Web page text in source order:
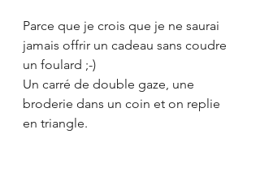
Parce que je crois que je ne saurai
jamais offrir un cadeau sans coudre
un foulard ;-)
Un carré de double gaze, une
broderie dans un coin et on replie
en triangle.